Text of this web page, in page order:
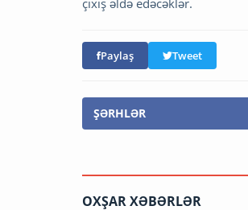
çıxış əldə edəcəklər.
Paylaş Tweet
ŞƏRHLƏR
OXŞAR XƏBƏRLƏR